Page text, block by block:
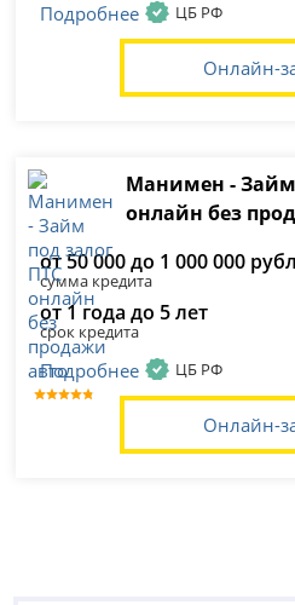
Подробнее ЦБ РФ
Онлайн-
Манимен - Займ
онлайн без
от 50 000 до 1 000 000
сумма кредита
от 1 года до 5 лет
срок кредита
Подробнее ЦБ РФ
Онлайн-